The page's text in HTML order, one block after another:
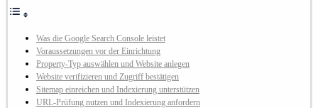
Was die Google Search Console leistet
Voraussetzungen vor der Einrichtung
Property-Typ auswählen und Website anlegen
Website verifizieren und Zugriff bestätigen
Sitemap einreichen und Indexierung unterstützen
URL-Prüfung nutzen und Indexierung anfordern